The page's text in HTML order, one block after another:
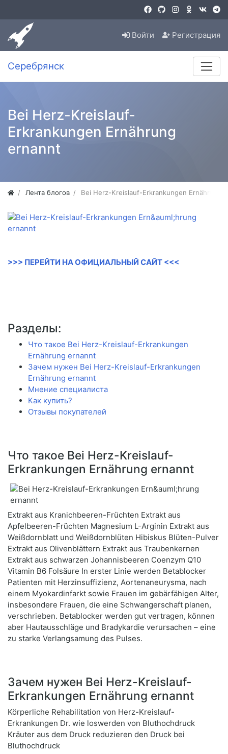
Войти Регистрация
Серебрянск
Bei Herz-Kreislauf-
Erkrankungen Ernährung
ernannt
Лента блогов Bei Herz-Kreislauf-Erkrankungen Ernährung
>>> ПЕРЕЙТИ НА ОФИЦИАЛЬНЫЙ САЙТ <<<
Разделы:
Что такое Bei Herz-Kreislauf-Erkrankungen
Ernährung ernannt
Зачем нужен Bei Herz-Kreislauf-Erkrankungen
Ernährung ernannt
Мнение специалиста
Как купить?
Отзывы покупателей
Что такое Bei Herz-Kreislauf-
Erkrankungen Ernährung ernannt
Extrakt aus Kranichbeeren-Früchten Extrakt aus
Apfelbeeren-Früchten Magnesium L-Arginin Extrakt aus
Weißdornblatt und Weißdornblüten Hibiskus Blüten-Pulver
Extrakt aus Olivenblättern Extrakt aus Traubenkernen
Extrakt aus schwarzen Johannisbeeren Coenzym Q10
Vitamin B6 Folsäure In erster Linie werden Betablocker
Patienten mit Herzinsuffizienz, Aortenaneurysma, nach
einem Myokardinfarkt sowie Frauen im gebärfähigen Alter,
insbesondere Frauen, die eine Schwangerschaft planen,
verschrieben. Betablocker werden gut vertragen, können
aber Hautausschläge und Bradykardie verursachen – eine
zu starke Verlangsamung des Pulses.
Зачем нужен Bei Herz-Kreislauf-
Erkrankungen Ernährung ernannt
Körperliche Rehabilitation von Herz-Kreislauf-
Erkrankungen Dr. wie loswerden von Bluthochdruck
Kräuter aus dem Druck reduzieren den Druck bei
Bluthochdruck